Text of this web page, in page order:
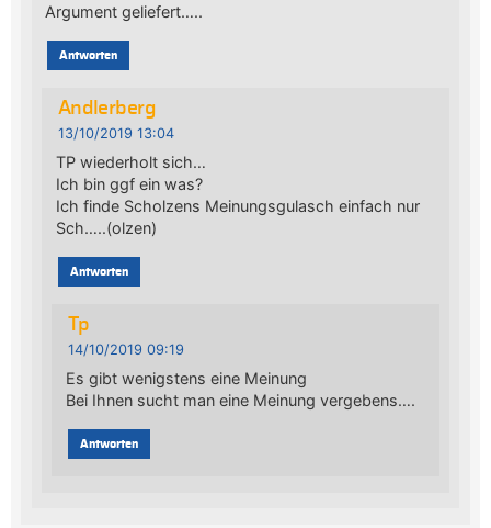
Argument geliefert…..
Antworten
Andlerberg
13/10/2019 13:04
TP wiederholt sich…
Ich bin ggf ein was?
Ich finde Scholzens Meinungsgulasch einfach nur
Sch…..(olzen)
Antworten
Tp
14/10/2019 09:19
Es gibt wenigstens eine Meinung
Bei Ihnen sucht man eine Meinung vergebens….
Antworten